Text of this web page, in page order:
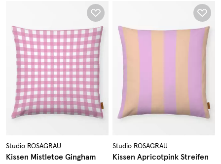
Studio ROSAGRAU
Kissen Mistletoe Gingham
Studio ROSAGRAU
Kissen Apricotpink Streifen